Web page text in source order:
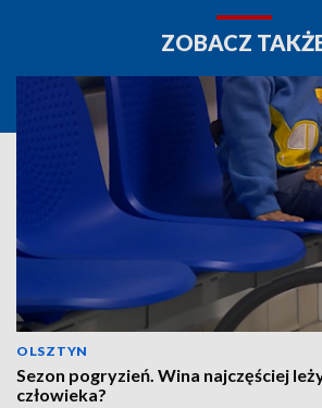
ZOBACZ
OLSZTYN
Sezon pogryzień. Wina najczęściej
człowieka?